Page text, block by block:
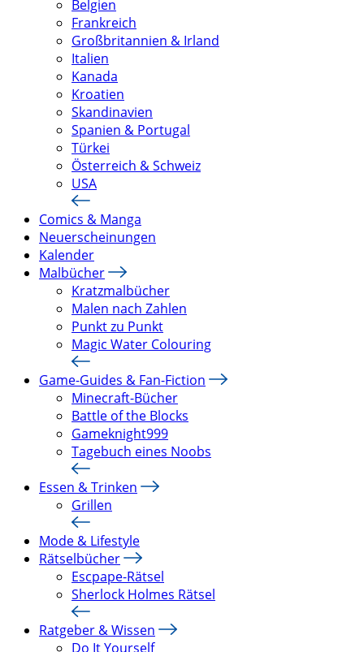
Belgien
Frankreich
Großbritannien & Irland
Italien
Kanada
Kroatien
Skandinavien
Spanien & Portugal
Türkei
Österreich & Schweiz
USA
Comics & Manga
Neuerscheinungen
Kalender
Malbücher
Kratzmalbücher
Malen nach Zahlen
Punkt zu Punkt
Magic Water Colouring
Game-Guides & Fan-Fiction
Minecraft-Bücher
Battle of the Blocks
Gameknight999
Tagebuch eines Noobs
Essen & Trinken
Grillen
Mode & Lifestyle
Rätselbücher
Escpape-Rätsel
Sherlock Holmes Rätsel
Ratgeber & Wissen
Do It Yourself